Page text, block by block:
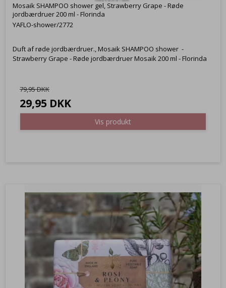
Mosaik SHAMPOO shower gel, Strawberry Grape - Røde
jordbærdruer 200 ml - Florinda
YAFLO-shower/2772
Duft af røde jordbærdruer., Mosaik SHAMPOO shower -
Strawberry Grape - Røde jordbærdruer Mosaik 200 ml - Florinda
79,95 DKK
29,95 DKK
Vis produkt